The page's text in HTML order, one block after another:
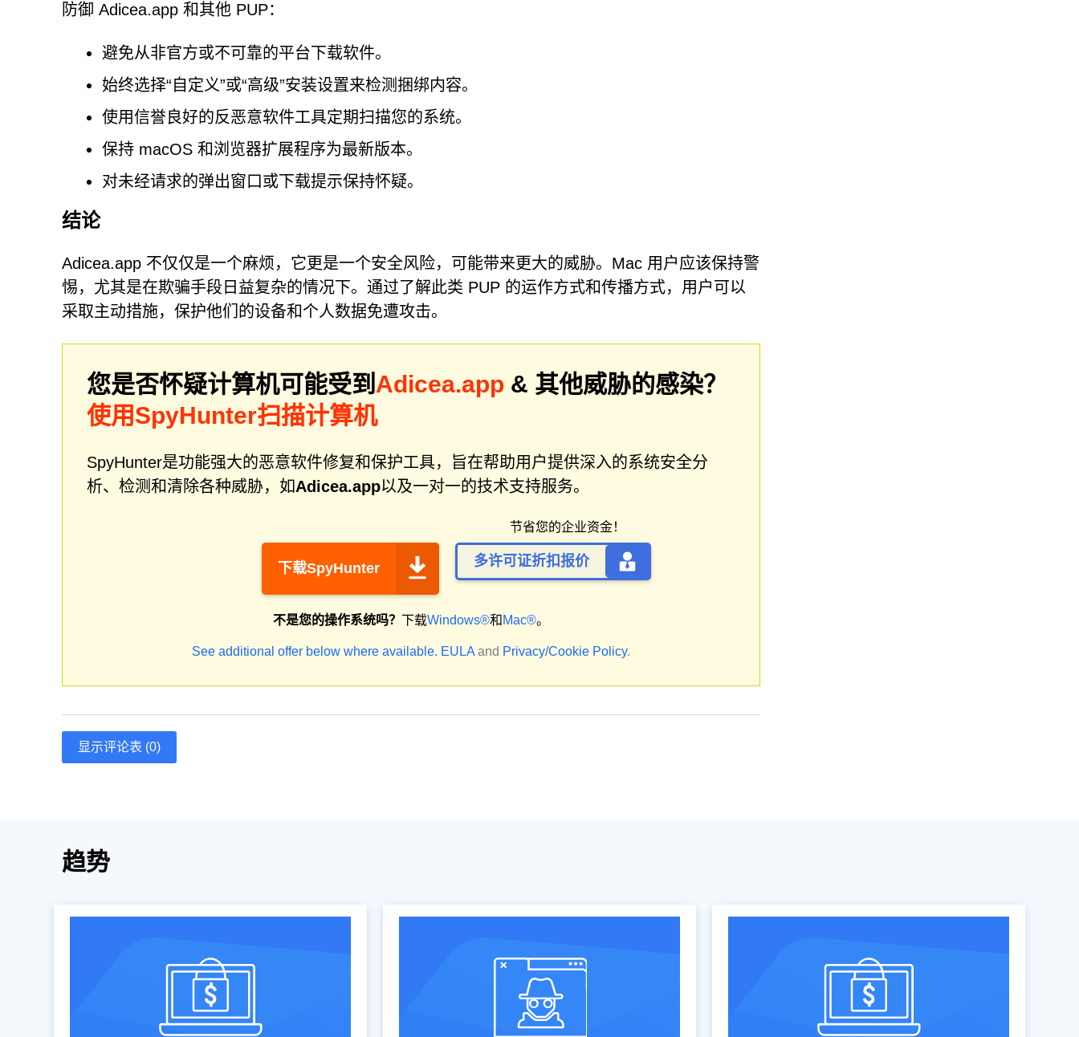
防御 Adicea.app 和其他 PUP：
避免从非官方或不可靠的平台下载软件。
始终选择“自定义”或“高级”安装设置来检测捆绑内容。
使用信誉良好的反恶意软件工具定期扫描您的系统。
保持 macOS 和浏览器扩展程序为最新版本。
对未经请求的弹出窗口或下载提示保持怀疑。
结论
Adicea.app 不仅仅是一个麻烦，它更是一个安全风险，可能带来更大的威胁。Mac 用户应该保持警
惕，尤其是在欺骗手段日益复杂的情况下。通过了解此类 PUP 的运作方式和传播方式，用户可以
采取主动措施，保护他们的设备和个人数据免遭攻击。
您是否怀疑计算机可能受到Adicea.app & 其他威胁的感染？
使用SpyHunter扫描计算机
SpyHunter是功能强大的恶意软件修复和保护工具，旨在帮助用户提供深入的系统安全分
析、检测和清除各种威胁，如Adicea.app以及一对一的技术支持服务。
下载SpyHunter
节省您的企业资金！
多许可证折扣报价
不是您的操作系统吗？ 下载Windows®和 Mac®。
See additional offer below where available. EULA and Privacy/Cookie Policy.
显示评论表 (0)
趋势